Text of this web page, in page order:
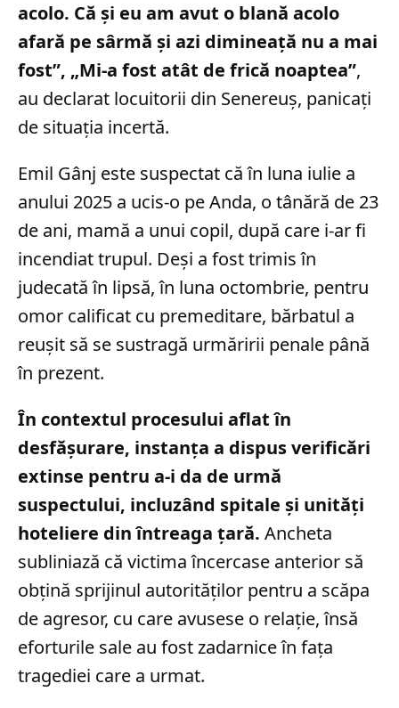
acolo. Că și eu am avut o blană acolo
afară pe sârmă și azi dimineață nu a mai
fost”, „Mi-a fost atât de frică noaptea”,
au declarat locuitorii din Senereuș, panicați
de situația incertă.
Emil Gânj este suspectat că în luna iulie a
anului 2025 a ucis-o pe Anda, o tânără de 23
de ani, mamă a unui copil, după care i-ar fi
incendiat trupul. Deși a fost trimis în
judecată în lipsă, în luna octombrie, pentru
omor calificat cu premeditare, bărbatul a
reușit să se sustragă urmăririi penale până
în prezent.
În contextul procesului aflat în
desfășurare, instanța a dispus verificări
extinse pentru a-i da de urmă
suspectului, incluzând spitale și unități
hoteliere din întreaga țară. Ancheta
subliniază că victima încercase anterior să
obțină sprijinul autorităților pentru a scăpa
de agresor, cu care avusese o relație, însă
eforturile sale au fost zadarnice în fața
tragediei care a urmat.